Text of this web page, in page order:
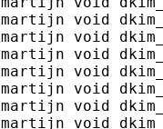
martijn
martijn
martijn
martijn
martijn
martijn
martijn